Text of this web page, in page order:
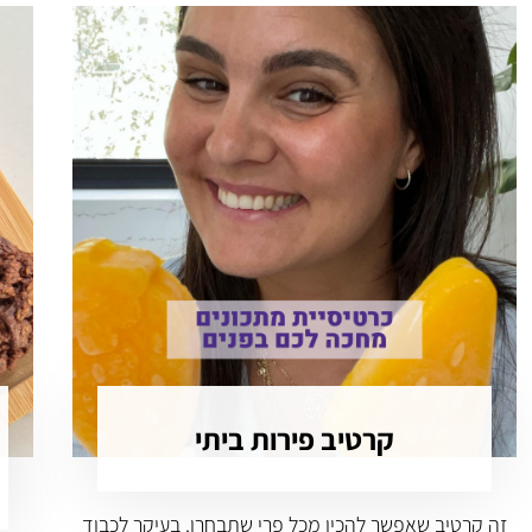
קרטיב פירות ביתי
זה קרטיב שאפשר להכין מכל פרי שתבחרו. בעיקר לכבוד